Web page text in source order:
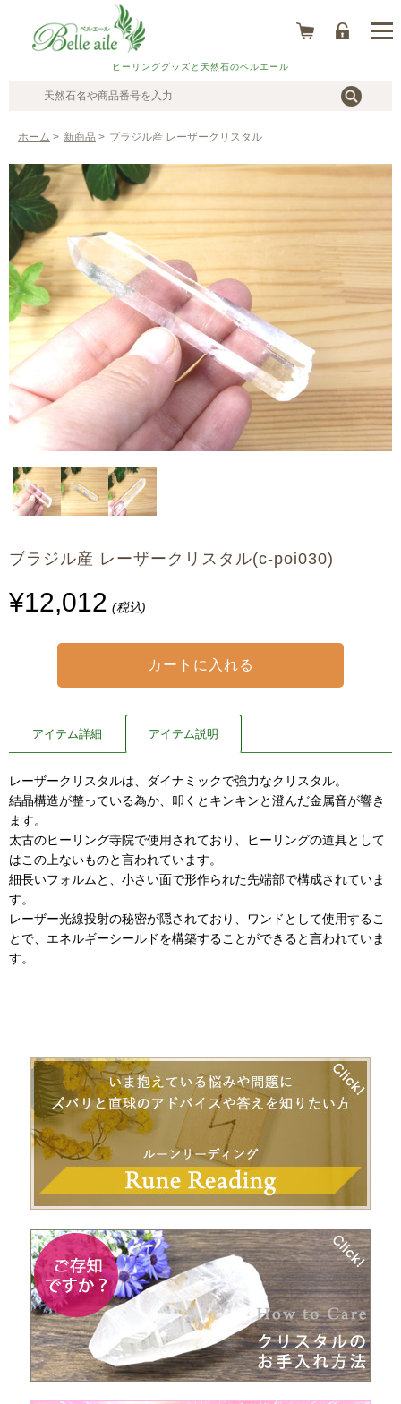
ヒーリンググッズと天然石のベルエール
ホーム > 新商品 > ブラジル産 レーザークリスタル
ブラジル産 レーザークリスタル(c-poi030)
¥12,012 (税込)
アイテム詳細 アイテム説明
レーザークリスタルは、ダイナミックで強力なクリスタル。
結晶構造が整っている為か、叩くとキンキンと澄んだ金属音が響き
ます。
太古のヒーリング寺院で使用されており、ヒーリングの道具として
はこの上ないものと言われています。
細長いフォルムと、小さい面で形作られた先端部で構成されていま
す。
レーザー光線投射の秘密が隠されており、ワンドとして使用するこ
とで、エネルギーシールドを構築することができると言われていま
す。